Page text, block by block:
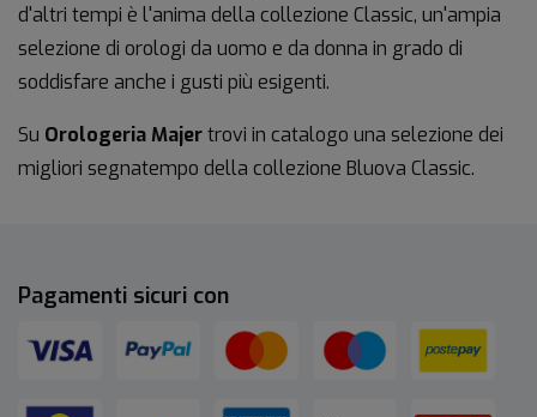
d'altri tempi è l'anima della collezione Classic, un'ampia
selezione di orologi da uomo e da donna in grado di
soddisfare anche i gusti più esigenti.
Su Orologeria Majertrovi in catalogo una selezione dei
migliori segnatempo della collezione Bluova Classic.
Pagamenti sicuri con